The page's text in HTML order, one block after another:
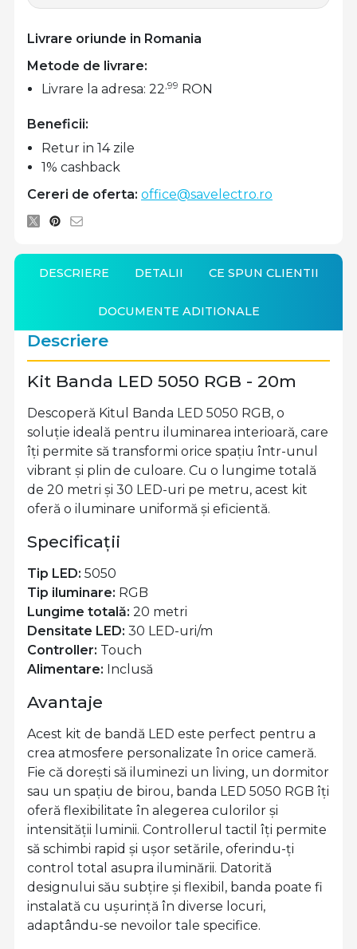
Livrare oriunde in Romania
Metode de livrare:
Livrare la adresa: 22,99 RON
Beneficii:
Retur in 14 zile
1% cashback
Cereri de oferta: office@savelectro.ro
DESCRIERE DETALII CE SPUN CLIENTII
DOCUMENTE ADITIONALE
Descriere
Kit Banda LED 5050 RGB - 20m
Descoperă Kitul Banda LED 5050 RGB, o
soluție ideală pentru iluminarea interioară, care
îți permite să transformi orice spațiu într-unul
vibrant și plin de culoare. Cu o lungime totală
de 20 metri și 30 LED-uri pe metru, acest kit
oferă o iluminare uniformă și eficientă.
Specificații
Tip LED: 5050
Tip iluminare: RGB
Lungime totală: 20 metri
Densitate LED: 30 LED-uri/m
Controller: Touch
Alimentare: Inclusă
Avantaje
Acest kit de bandă LED este perfect pentru a
crea atmosfere personalizate în orice cameră.
Fie că dorești să iluminezi un living, un dormitor
sau un spațiu de birou, banda LED 5050 RGB îți
oferă flexibilitate în alegerea culorilor și
intensității luminii. Controllerul tactil îți permite
să schimbi rapid și ușor setările, oferindu-ți
control total asupra iluminării. Datorită
designului său subțire și flexibil, banda poate fi
instalată cu ușurință în diverse locuri,
adaptându-se nevoilor tale specifice.